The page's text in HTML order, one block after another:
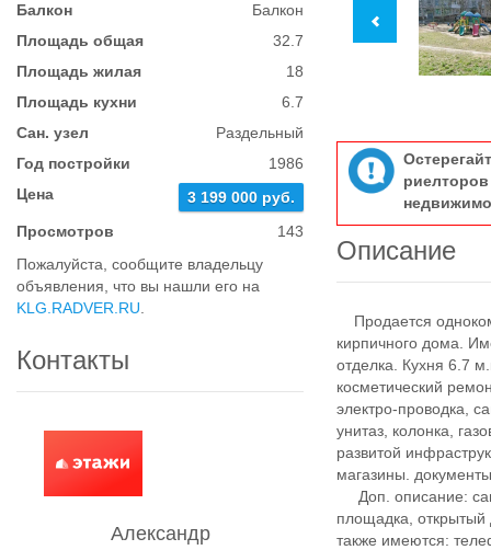
Балкон
Балкон
Площадь общая
32.7
Площадь жилая
18
Площадь кухни
6.7
Сан. узел
Раздельный
Год постройки
1986
Цена
3 199 000 руб.
Просмотров
143
Пожалуйста, сообщите владельцу
объявления, что вы нашли его на
KLG.RADVER.RU
Контакты
Александр
Описание
Продается
кирпичного дома.
отделка. Кухня 6.7
косметический
электро-проводка,
унитаз, колонка,
развитой
магазины.
Доп. описание:
площадка, открытый
также имеются: